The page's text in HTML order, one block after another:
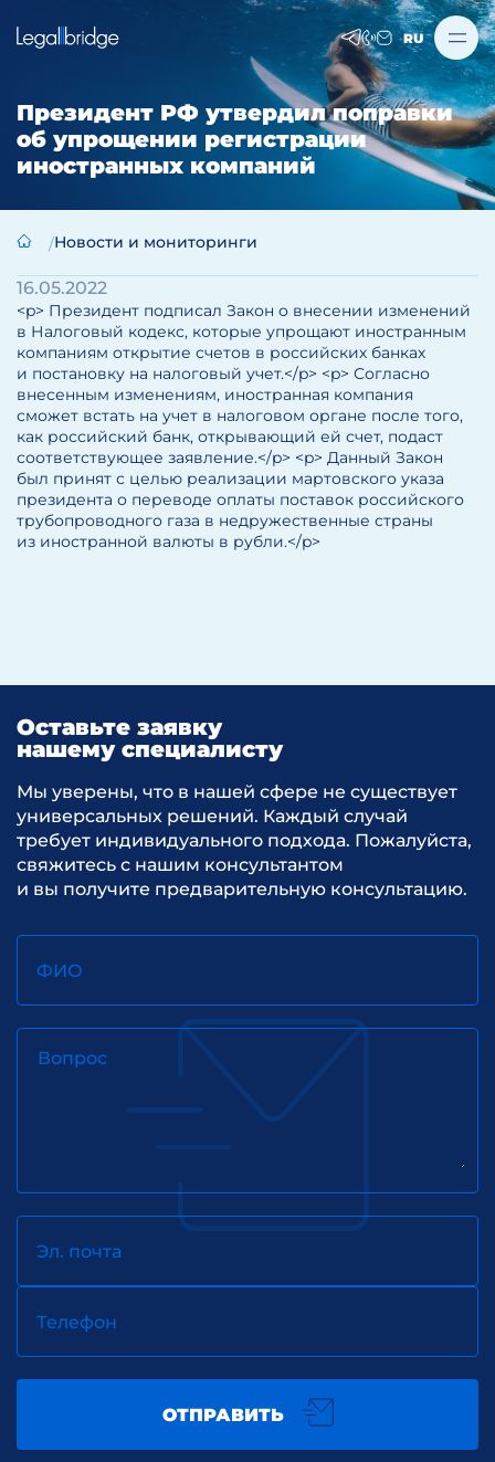
RU
Президент РФ утвердил поправки
об упрощении регистрации
иностранных компаний
Новости и мониторинги
16.05.2022
<p> Президент подписал Закон о внесении изменений
в Налоговый кодекс, которые упрощают иностранным
компаниям открытие счетов в российских банках
и постановку на налоговый учет.</p> <p> Согласно
внесенным изменениям, иностранная компания
сможет встать на учет в налоговом органе после того,
как российский банк, открывающий ей счет, подаст
соответствующее заявление.</p> <p> Данный Закон
был принят с целью реализации мартовского указа
президента о переводе оплаты поставок российского
трубопроводного газа в недружественные страны
из иностранной валюты в рубли.</p>
Оставьте заявку
нашему специалисту
Мы уверены, что в нашей сфере не существует
универсальных решений. Каждый случай
требует индивидуального подхода. Пожалуйста,
свяжитесь с нашим консультантом
и вы получите предварительную консультацию.
ФИО
Вопрос
Эл. почта
Телефон
ОТПРАВИТЬ